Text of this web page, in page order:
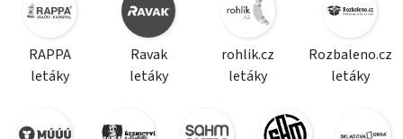
RAPPA
letáky
Ravak
letáky
rohlik.cz
letáky
Rozbaleno.cz
letáky